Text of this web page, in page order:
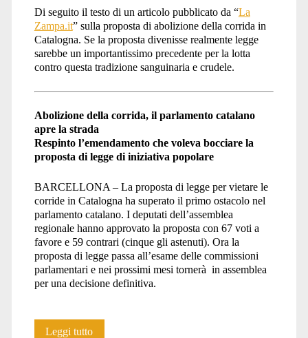
Di seguito il testo di un articolo pubblicato da “La
Zampa.it” sulla proposta di abolizione della corrida in
Catalogna. Se la proposta divenisse realmente legge
sarebbe un importantissimo precedente per la lotta
contro questa tradizione sanguinaria e crudele.
Abolizione della corrida, il parlamento catalano
apre la strada
Respinto l’emendamento che voleva bocciare la
proposta di legge di iniziativa popolare
BARCELLONA – La proposta di legge per vietare le
corride in Catalogna ha superato il primo ostacolo nel
parlamento catalano. I deputati dell’assemblea
regionale hanno approvato la proposta con 67 voti a
favore e 59 contrari (cinque gli astenuti). Ora la
proposta di legge passa all’esame delle commissioni
parlamentari e nei prossimi mesi tornerà in assemblea
per una decisione definitiva.
Leggi tuttoIn